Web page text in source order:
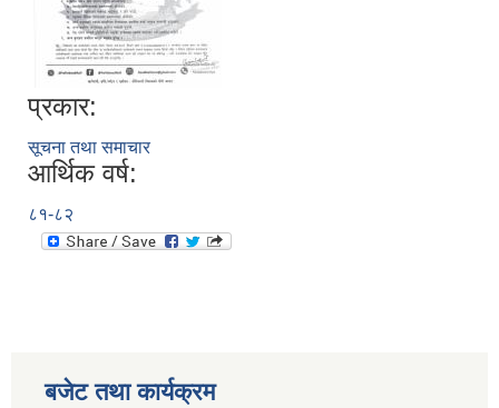
प्रकार:
सूचना तथा समाचार
आर्थिक वर्ष:
८१-८२
बजेट तथा कार्यक्रम